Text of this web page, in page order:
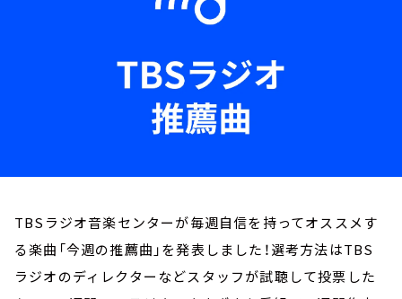
TBSラジオ音楽センターが毎週自信を持ってオススメす
る楽曲「今週の推薦曲」を発表しました！選考方法はTBS
ラジオのディレクターなどスタッフが試聴して投票した